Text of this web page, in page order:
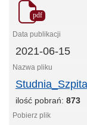
pdf
2021-06-15
ilość pobrań: 873